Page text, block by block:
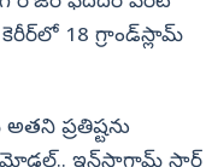
కెరీర్‌లో 18 గ్రాండ్‌స్లామ్‌
ప్రతిష్టను